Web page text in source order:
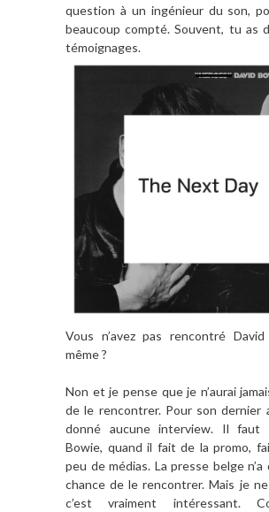
question à un ingénieur du son,
beaucoup compté. Souvent, tu as
témoignages.
Vous n’avez pas rencontré
même ?
Non et je pense que je n’aurai
de le rencontrer. Pour son dernier
donné aucune interview. Il faut
Bowie, quand il fait de la promo,
peu de médias. La presse belge n’a
chance de le rencontrer. Mais je
c’est vraiment intéressant.